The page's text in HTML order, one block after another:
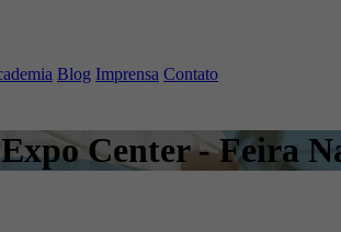
Blog Imprensa Contato
Center - Feira